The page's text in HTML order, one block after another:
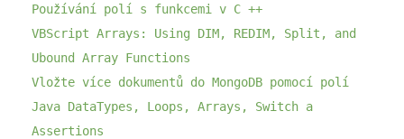
Používání polí s funkcemi v C ++
VBScript Arrays: Using DIM, REDIM, Split, and
Ubound Array Functions
Vložte více dokumentů do MongoDB pomocí polí
Java DataTypes, Loops, Arrays, Switch a
Assertions